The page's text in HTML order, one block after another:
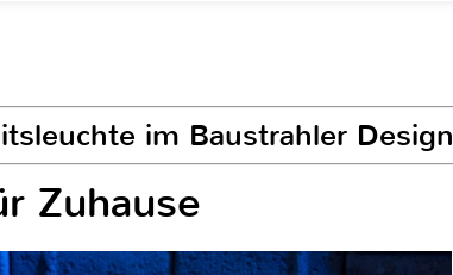
im Baustrahler Design
Zuhause